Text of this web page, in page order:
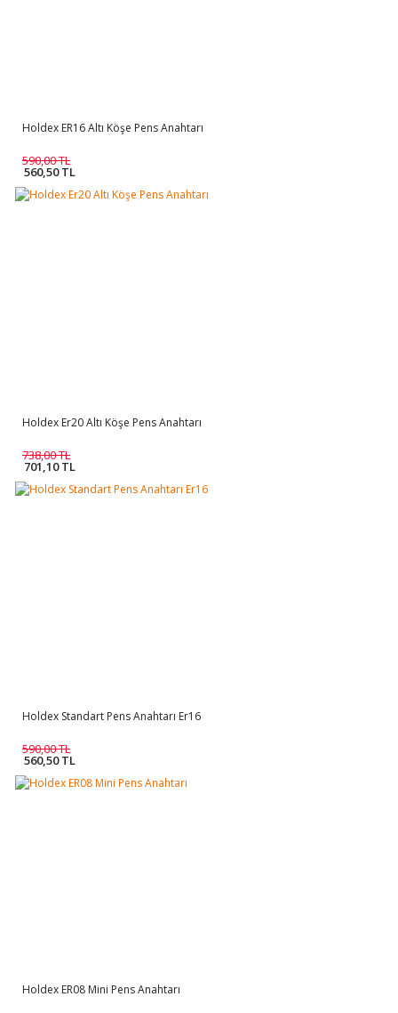
Holdex ER16 Altı Köşe Pens Anahtarı
590,00 TL
560,50 TL
Holdex Er20 Altı Köşe Pens Anahtarı
738,00 TL
701,10 TL
Holdex Standart Pens Anahtarı Er16
590,00 TL
560,50 TL
Holdex ER08 Mini Pens Anahtarı